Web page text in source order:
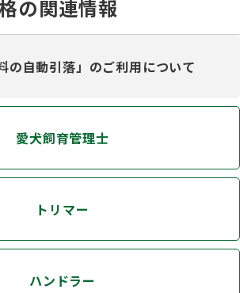
〜 子犬の正式な名前のつけ方
るご質問
の関連情報
の自動引落」のご利用について
愛犬飼育管理士
トリマー
ハンドラー